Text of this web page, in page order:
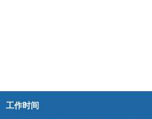
工作时间